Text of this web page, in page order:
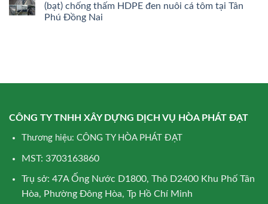
(bạt) chống thấm HDPE đen nuôi cá tôm tại Tân
Phú Đồng Nai
CÔNG TY TNHH XÂY DỰNG DỊCH VỤ HÒA PHÁT ĐẠT
Thương hiệu: CÔNG TY HÒA PHÁT ĐẠT
MST: 3703163860
Trụ sở: 47A Ống Nước D1800, Thô D2400 Khu Phố Tân
Hòa, Phường Đông Hòa, Tp Hồ Chí Minh